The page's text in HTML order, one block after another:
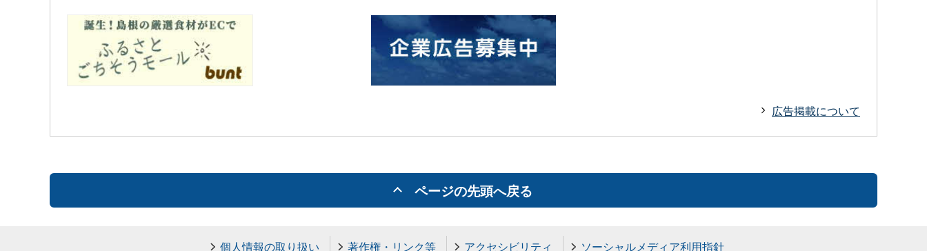
広告掲載について
ページの先頭へ戻る
個人情報の取り扱い 著作権・リンク等 アクセシビリティ ソーシャルメディア利用指針